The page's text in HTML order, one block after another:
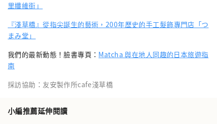
里纖維街」
『淺草橋』從指尖誕生的藝術，200年歷史的手工髮飾專門店「つ
まみ堂」
我們的最新動態！臉書專頁： Matcha 與在地人同趣的日本旅遊指
南
採訪協助：友安製作所cafe淺草橋
小編推薦延伸閱讀